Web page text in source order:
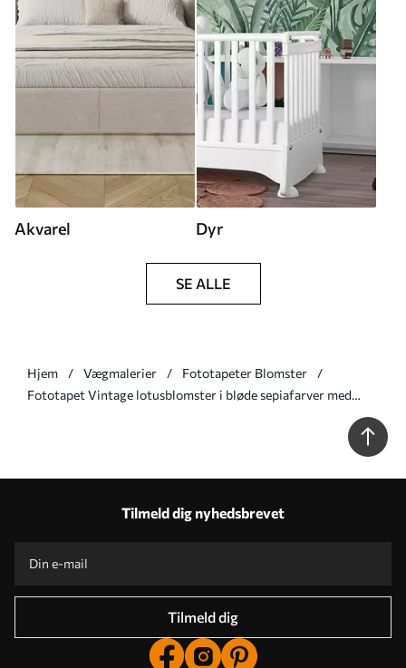
Akvarel Dyr
SE ALLE
Hjem Vægmalerier
Fototapeter Blomster
Fototapet Vintage lotusblomster i bløde sepiafarver med
detaljerede kronblade, kunstnerisk botanisk illustration Nr.
Tilmeld dig nyhedsbrevet
Tilmeld dig